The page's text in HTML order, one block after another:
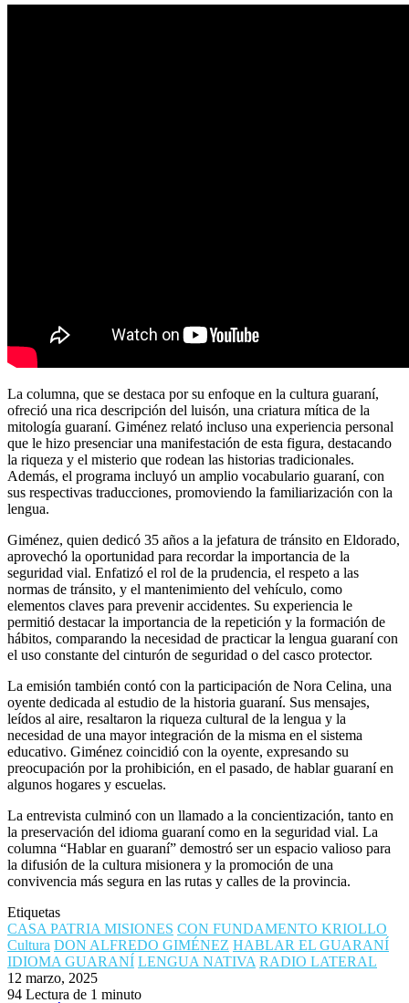
La columna, que se destaca por su enfoque en la cultura guaraní,
ofreció una rica descripción del luisón, una criatura mítica de la
mitología guaraní. Giménez relató incluso una experiencia personal
que le hizo presenciar una manifestación de esta figura, destacando
la riqueza y el misterio que rodean las historias tradicionales.
Además, el programa incluyó un amplio vocabulario guaraní, con
sus respectivas traducciones, promoviendo la familiarización con la
lengua.
Giménez, quien dedicó 35 años a la jefatura de tránsito en Eldorado,
aprovechó la oportunidad para recordar la importancia de la
seguridad vial. Enfatizó el rol de la prudencia, el respeto a las
normas de tránsito, y el mantenimiento del vehículo, como
elementos claves para prevenir accidentes. Su experiencia le
permitió destacar la importancia de la repetición y la formación de
hábitos, comparando la necesidad de practicar la lengua guaraní con
el uso constante del cinturón de seguridad o del casco protector.
La emisión también contó con la participación de Nora Celina, una
oyente dedicada al estudio de la historia guaraní. Sus mensajes,
leídos al aire, resaltaron la riqueza cultural de la lengua y la
necesidad de una mayor integración de la misma en el sistema
educativo. Giménez coincidió con la oyente, expresando su
preocupación por la prohibición, en el pasado, de hablar guaraní en
algunos hogares y escuelas.
La entrevista culminó con un llamado a la concientización, tanto en
la preservación del idioma guaraní como en la seguridad vial. La
columna “Hablar en guaraní” demostró ser un espacio valioso para
la difusión de la cultura misionera y la promoción de una
convivencia más segura en las rutas y calles de la provincia.
Etiquetas
CASA PATRIA MISIONES CON FUNDAMENTO KRIOLLO
Cultura DON ALFREDO GIMÉNEZ HABLAR EL GUARANÍ
IDIOMA GUARANÍ LENGUA NATIVA RADIO LATERAL
12 marzo, 2025
94 Lectura de 1 minuto